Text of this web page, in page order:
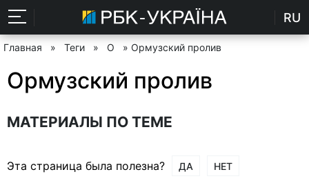
RU
Главная » Теги » О » Ормузский пролив
Ормузский пролив
МАТЕРИАЛЫ ПО ТЕМЕ
Эта страница была полезна? ДА НЕТ